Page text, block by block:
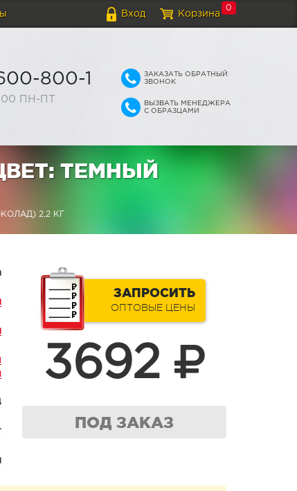
Вход Корзина
0
800-1
ПН-ПТ
ЗАКАЗАТЬ ОБРАТНЫЙ
ЗВОНОК
ВЫЗВАТЬ МЕНЕДЖЕРА
С ОБРАЗЦАМИ
ТЕМНЫЙ
2,2 КГ
ЗАПРОСИТЬ
ОПТОВЫЕ ЦЕНЫ
3692
ПОД ЗАКАЗ